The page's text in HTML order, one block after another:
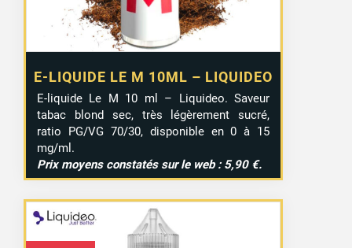
E-LIQUIDE LE M 10ML – LIQUIDEO
E-liquide Le M 10 ml – Liquideo. Saveur
tabac blond sec, très légèrement sucré,
ratio PG/VG 70/30, disponible en 0 à 15
mg/ml.
Prix moyens constatés sur le web : 5,90 €.